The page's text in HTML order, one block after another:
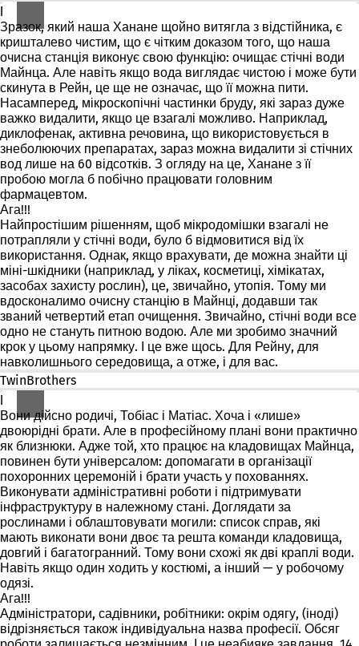
Га?
Зразок, який наша Ханане щойно витягла з відстійника, є
кришталево чистим, що є чітким доказом того, що наша
очисна станція виконує свою функцію: очищає стічні води
Майнца. Але навіть якщо вода виглядає чистою і може бути
скинута в Рейн, це ще не означає, що її можна пити.
Насамперед, мікроскопічні частинки бруду, які зараз дуже
важко видалити, якщо це взагалі можливо. Наприклад,
диклофенак, активна речовина, що використовується в
знеболюючих препаратах, зараз можна видалити зі стічних
вод лише на 60 відсотків. З огляду на це, Ханане з її
пробою могла б побічно працювати головним
фармацевтом.
Ага!!!
Найпростішим рішенням, щоб мікродомішки взагалі не
потрапляли у стічні води, було б відмовитися від їх
використання. Однак, якщо врахувати, де можна знайти ці
міні-шкідники (наприклад, у ліках, косметиці, хімікатах,
засобах захисту рослин), це, звичайно, утопія. Тому ми
вдосконалимо очисну станцію в Майнці, додавши так
званий четвертий етап очищення. Звичайно, стічні води все
одно не стануть питною водою. Але ми зробимо значний
крок у цьому напрямку. І це вже щось. Для Рейну, для
навколишнього середовища, а отже, і для вас.
TwinBrothers
Га?
Вони дійсно родичі, Тобіас і Матіас. Хоча і «лише»
двоюрідні брати. Але в професійному плані вони практично
як близнюки. Адже той, хто працює на кладовищах Майнца,
повинен бути універсалом: допомагати в організації
похоронних церемоній і брати участь у похованнях.
Виконувати адміністративні роботи і підтримувати
інфраструктуру в належному стані. Доглядати за
рослинами і облаштовувати могили: список справ, які
мають виконати вони двоє та решта команди кладовища,
довгий і багатогранний. Тому вони схожі як дві краплі води.
Навіть якщо один ходить у костюмі, а інший — у робочому
одязі.
Ага!!!
Адміністратори, садівники, робітники: окрім одягу, (іноді)
відрізняється також індивідуальна назва професії. Обсяг